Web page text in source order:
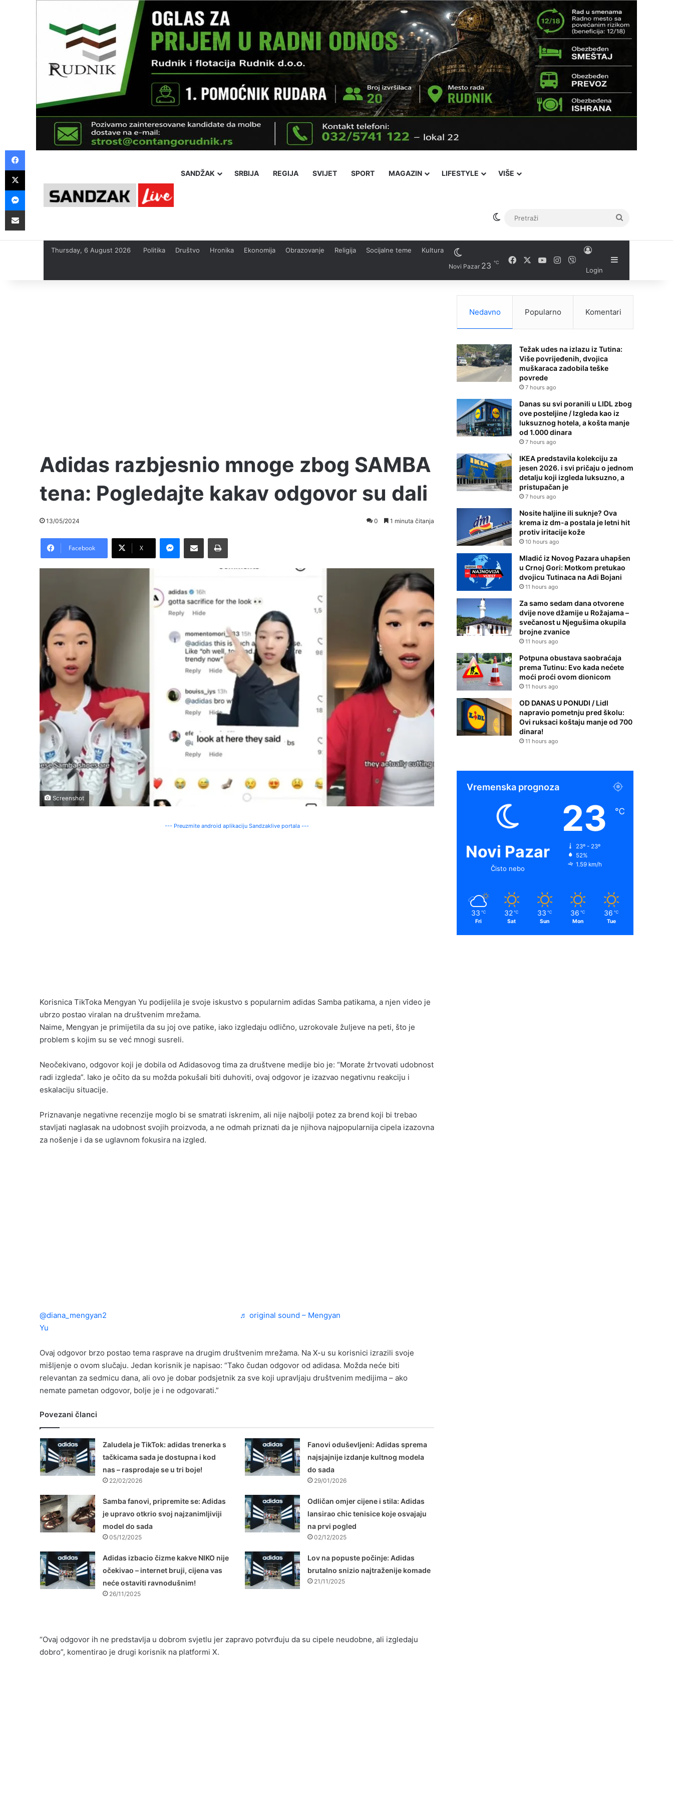
SANDŽAK SRBIJA REGIJA SVIJET SPORT MAGAZIN LIFESTYLE VIŠE
Switch skin
Thursday, 6 August 2026 Politika Društvo Hronika Ekonomija Obrazovanje Religija Socijalne teme Kultura
Novi Pazar 23 ℃ FacebookYouTubeInstagram
Viber
Login
Sidebar
Adidas razbjesnio mnoge zbog SAMBA
tena: Pogledajte kakav odgovor su dali
13/05/2024 0 1 minuta čitanja
Facebook X
Messenger
Pošalji preko E-Maila Printaj
Screenshot
--- Preuzmite android aplikaciju Sandzaklive portala ---
Korisnica TikToka Mengyan Yu podijelila je svoje iskustvo s popularnim adidas Samba patikama, a njen video je
ubrzo postao viralan na društvenim mrežama.
Naime, Mengyan je primijetila da su joj ove patike, iako izgledaju odlično, uzrokovale žuljeve na peti, što je
problem s kojim su se već mnogi susreli.
Neočekivano, odgovor koji je dobila od Adidasovog tima za društvene medije bio je: “Morate žrtvovati udobnost
radi izgleda”. Iako je očito da su možda pokušali biti duhoviti, ovaj odgovor je izazvao negativnu reakciju i
eskalaciju situacije.
Priznavanje negativne recenzije moglo bi se smatrati iskrenim, ali nije najbolji potez za brend koji bi trebao
stavljati naglasak na udobnost svojih proizvoda, a ne odmah priznati da je njihova najpopularnija cipela izazovna
za nošenje i da se uglavnom fokusira na izgled.
@diana_mengyan2
♬ original sound – Mengyan
Yu
Ovaj odgovor brzo postao tema rasprave na drugim društvenim mrežama. Na X-u su korisnici izrazili svoje
mišljenje o ovom slučaju. Jedan korisnik je napisao: “Tako čudan odgovor od adidasa. Možda neće biti
relevantan za sedmicu dana, ali ovo je dobar podsjetnik za sve koji upravljaju društvenim medijima – ako
nemate pametan odgovor, bolje je i ne odgovarati.”
Povezani članci
Zaludela je TikTok: adidas trenerka s
tačkicama sada je dostupna i kod
nas – rasprodaje se u tri boje!
22/02/2026
Fanovi oduševljeni: Adidas sprema
najsjajnije izdanje kultnog modela
do sada
29/01/2026
Samba fanovi, pripremite se: Adidas
je upravo otkrio svoj najzanimljiviji
model do sada
05/12/2025
Odličan omjer cijene i stila: Adidas
lansirao chic tenisice koje osvajaju
na prvi pogled
02/12/2025
Adidas izbacio čizme kakve NIKO nije
očekivao – internet bruji, cijena vas
neće ostaviti ravnodušnim!
26/11/2025
Lov na popuste počinje: Adidas
brutalno snizio najtraženije komade
21/11/2025
“Ovaj odgovor ih ne predstavlja u dobrom svjetlu jer zapravo potvrđuju da su cipele neudobne, ali izgledaju
dobro”, komentirao je drugi korisnik na platformi X.
Nedavno Popularno Komentari
Težak udes na izlazu iz Tutina:
Više povrijeđenih, dvojica
muškaraca zadobila teške
povrede
7 hours ago
Danas su svi poranili u LIDL zbog
ove posteljine / Izgleda kao iz
luksuznog hotela, a košta manje
od 1.000 dinara
7 hours ago
IKEA predstavila kolekciju za
jesen 2026. i svi pričaju o jednom
detalju koji izgleda luksuzno, a
pristupačan je
7 hours ago
Nosite haljine ili suknje? Ova
krema iz dm-a postala je letni hit
protiv iritacije kože
10 hours ago
Mladić iz Novog Pazara uhapšen
u Crnoj Gori: Motkom pretukao
dvojicu Tutinaca na Adi Bojani
11 hours ago
Za samo sedam dana otvorene
dvije nove džamije u Rožajama –
svečanost u Njegušima okupila
brojne zvanice
11 hours ago
Potpuna obustava saobraćaja
prema Tutinu: Evo kada nećete
moći proći ovom dionicom
11 hours ago
OD DANAS U PONUDI / Lidl
napravio pometnju pred školu:
Ovi ruksaci koštaju manje od 700
dinara!
11 hours ago
Vremenska prognoza
Novi Pazar
Čisto nebo
23 ℃
23º - 23º
52%
1.59 km/h
33 ℃
Fri
32 ℃
Sat
33 ℃
Sun
36 ℃
Mon
36 ℃
Tue
Facebook
X
Messenger
Pošalji preko E-Maila